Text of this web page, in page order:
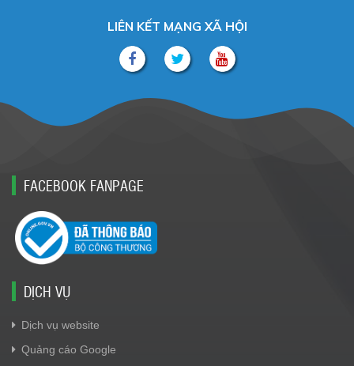
LIÊN KẾT MẠNG XÃ HỘI
FACEBOOK FANPAGE
DỊCH VỤ
Dịch vụ website
Quảng cáo Google